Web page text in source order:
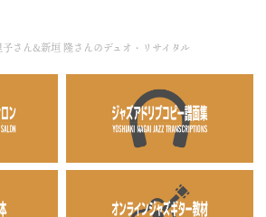
さん&新垣 隆さんのデュオ・リサイタル